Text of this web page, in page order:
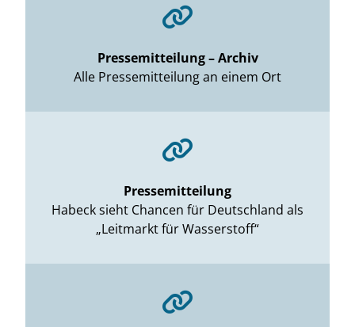
Pressemitteilung – Archiv
Alle Pressemitteilung an einem Ort
Pressemitteilung
Habeck sieht Chancen für Deutschland als
„Leitmarkt für Wasserstoff“